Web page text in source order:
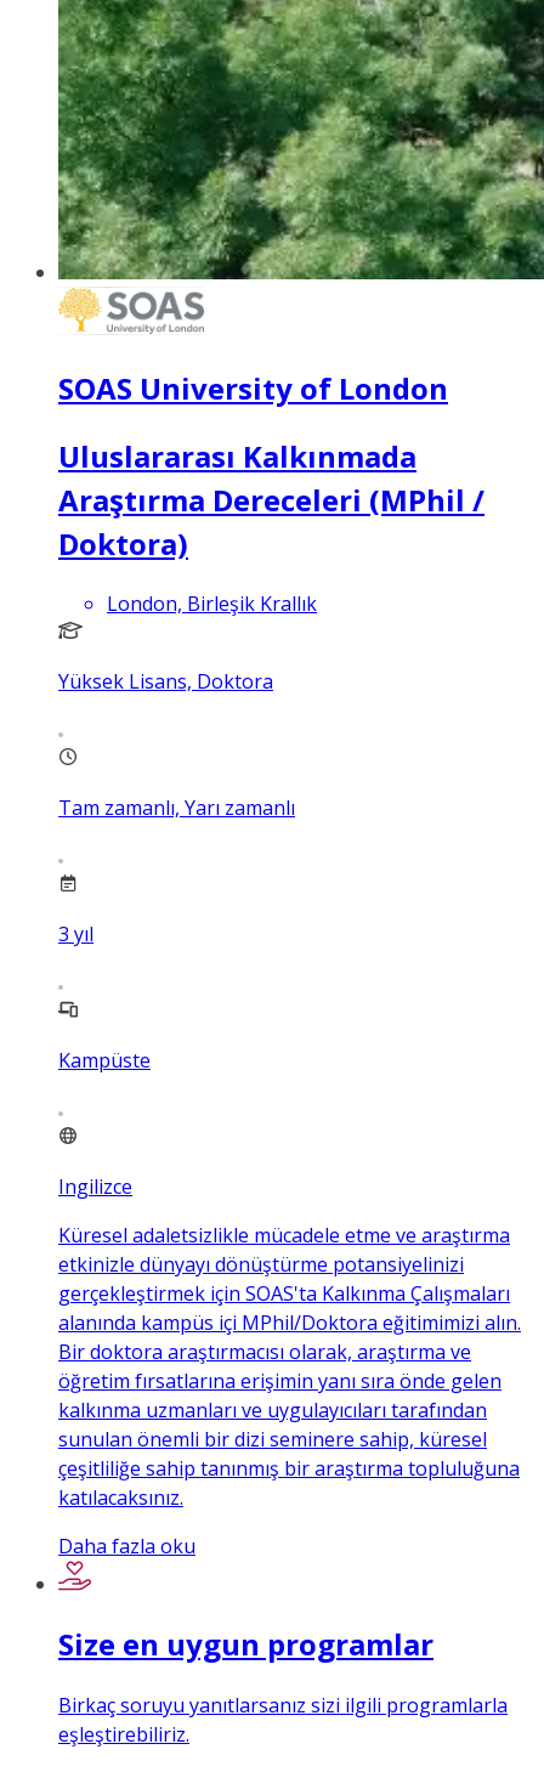
SOAS University of London
Uluslararası Kalkınmada
Araştırma Dereceleri (MPhil /
Doktora)
London, Birleşik Krallık
Yüksek Lisans, Doktora
Tam zamanlı, Yarı zamanlı
3 yıl
Kampüste
Ingilizce
Küresel adaletsizlikle mücadele etme ve araştırma
etkinizle dünyayı dönüştürme potansiyelinizi
gerçekleştirmek için SOAS'ta Kalkınma Çalışmaları
alanında kampüs içi MPhil/Doktora eğitimimizi alın.
Bir doktora araştırmacısı olarak, araştırma ve
öğretim fırsatlarına erişimin yanı sıra önde gelen
kalkınma uzmanları ve uygulayıcıları tarafından
sunulan önemli bir dizi seminere sahip, küresel
çeşitliliğe sahip tanınmış bir araştırma topluluğuna
katılacaksınız.
Daha fazla oku
Size en uygun programlar
Birkaç soruyu yanıtlarsanız sizi ilgili programlarla
eşleştirebiliriz.